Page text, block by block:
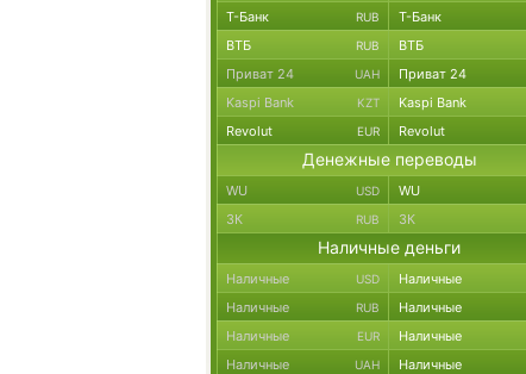
Т-Банк RUB Т-Банк
ВТБ RUB ВТБ
Приват 24 UAH Приват 24
Kaspi Bank KZT Kaspi Bank
Revolut EUR Revolut
Денежные переводы
WU USD WU
ЗК RUB ЗК
Наличные деньги
Наличные USD Наличные
Наличные RUB Наличные
Наличные EUR Наличные
Наличные UAH Наличные